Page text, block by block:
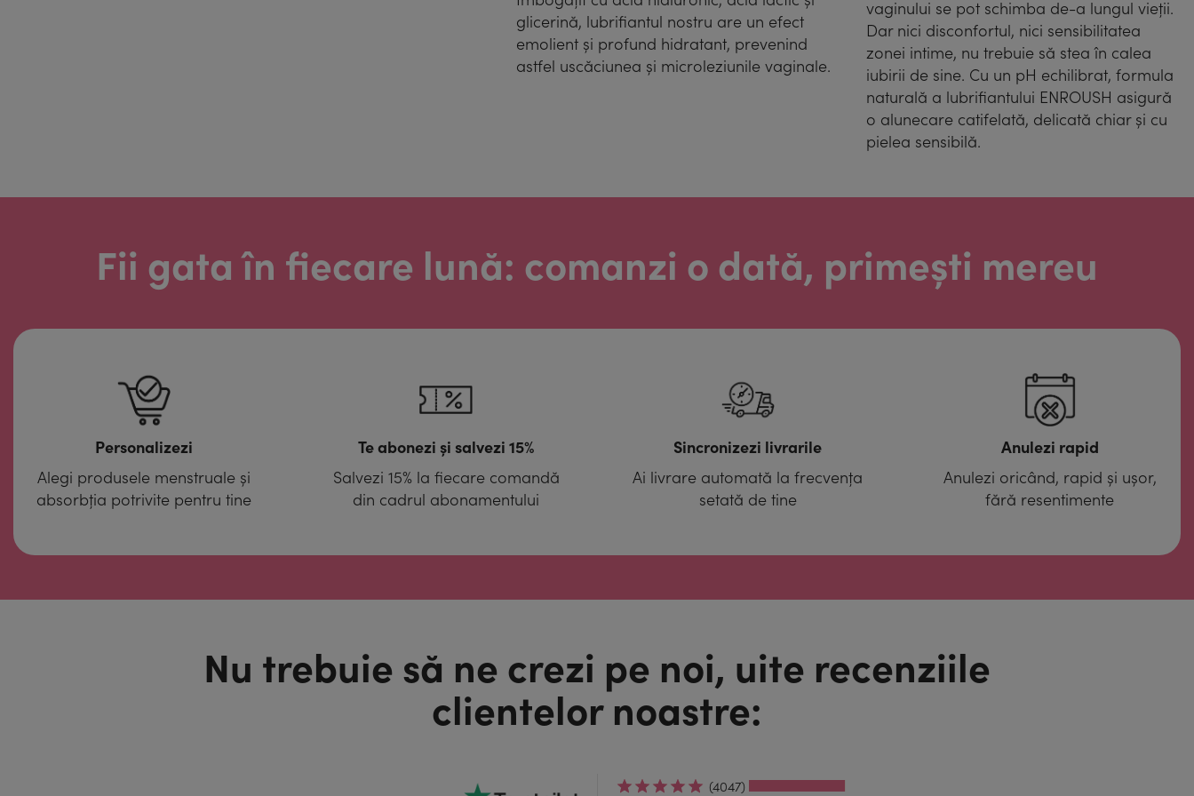
glicerină, lubrifiantul nostru are un efect
emolient și profund hidratant, prevenind
astfel uscăciunea și microleziunile vaginale.
vaginului se pot schimba de-a lungul vieții.
Dar nici disconfortul, nici sensibilitatea
zonei intime, nu trebuie să stea în calea
iubirii de sine. Cu un pH echilibrat, formula
naturală a lubrifiantului ENROUSH asigură
o alunecare catifelată, delicată chiar și cu
pielea sensibilă.
Fii gata în fiecare lună: comanzi o dată, primești mereu
Personalizezi
Alegi produsele menstruale și
absorbția potrivite pentru tine
Te abonezi și salvezi 15%
Salvezi 15% la fiecare comandă
din cadrul abonamentului
Sincronizezi livrarile
Ai livrare automată la frecvența
setată de tine
Anulezi rapid
Anulezi oricând, rapid și ușor,
fără resentimente
Nu trebuie să ne crezi pe noi, uite recenziile
clientelor noastre:
(4047)